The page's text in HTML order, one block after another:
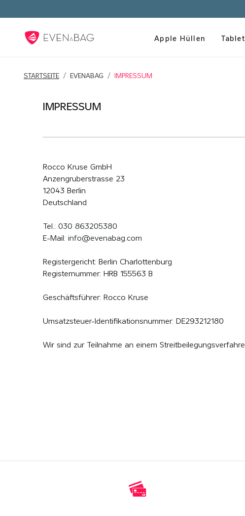
Apple Hüllen
STARTSEITE EVENABAG IMPRESSUM
IMPRESSUM
Rocco Kruse GmbH
Anzengruberstrasse 23
12043 Berlin
Deutschland
Tel.: 030 863205380
E-Mail: info@evenabag.com
Registergericht: Berlin Charlottenburg
Registernummer: HRB 155563 B
Geschäftsführer: Rocco Kruse
Umsatzsteuer-Identifikationsnummer: DE293212180
Wir sind zur Teilnahme an einem